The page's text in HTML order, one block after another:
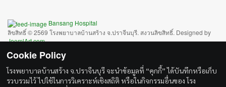
Bansang Hospital
ลิขสิทธิ์ © 2569 โรงพยาบาลบ้านสร้าง จ.ปราจีนบุรี. สงวนลิขสิทธิ์. Designed by
JoomlArt.com.
จูมล่าเป็นซอฟต์แวร์เสรีเผยแพร่ภายใต้เงื่อนไข
Cookie Policy
โรงพยาบาลบ้านสร้าง จ.ปราจีนบุรี จะนำข้อมูลที่ “คุกกี้” ได้บันทึกหรือเก็บ
รวบรวมไว้ ไปใช้ในการวิเคราะห์เชิงสถิติ หรือในกิจกรรมอื่นของ โรง
is a front-end framework of Twitter, Inc. Code licensed under
License.
Font Awesomefont licensed underSIL OFL 1.1.